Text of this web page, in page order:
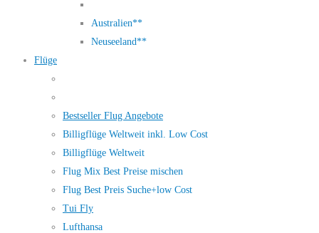
Australien**
Neuseeland**
Flüge
Bestseller Flug Angebote
Billigflüge Weltweit inkl. Low Cost
Billigflüge Weltweit
Flug Mix Best Preise mischen
Flug Best Preis Suche+low Cost
Tui Fly
Lufthansa